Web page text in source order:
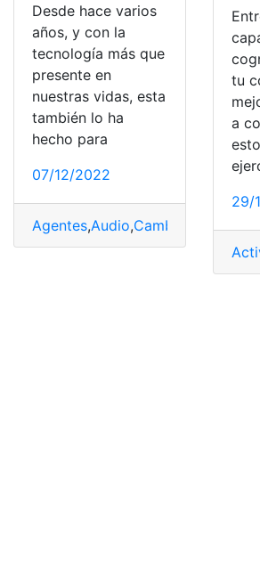
Desde hace varios
años, y con la
tecnología más que
presente en
nuestras vidas, esta
también lo ha
hecho para
07/12/2022
Agentes,Audio,Cambios
tu
a
29/